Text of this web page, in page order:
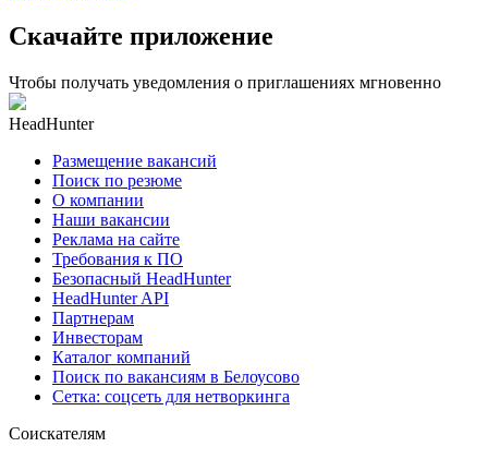
Скачайте приложение
Чтобы получать уведомления о приглашениях мгновенно
HeadHunter
Размещение вакансий
Поиск по резюме
О компании
Наши вакансии
Реклама на сайте
Требования к ПО
Безопасный HeadHunter
HeadHunter API
Партнерам
Инвесторам
Каталог компаний
Поиск по вакансиям в Белоусово
Сетка: соцсеть для нетворкинга
Соискателям